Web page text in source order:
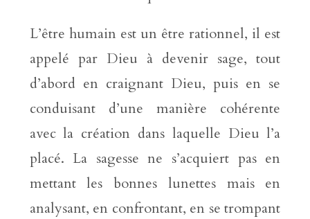
L’être humain est un être rationnel, il est
appelé par Dieu à devenir sage, tout
d’abord en craignant Dieu, puis en se
conduisant d’une manière cohérente
avec la création dans laquelle Dieu l’a
placé. La sagesse ne s’acquiert pas en
mettant les bonnes lunettes mais en
analysant, en confrontant, en se trompant